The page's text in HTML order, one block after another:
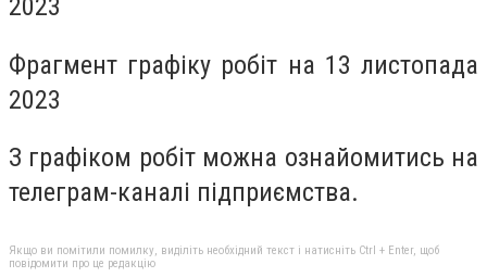
Фрагмент графіку робіт на 13 листопада
2023
З графіком робіт можна ознайомитись на
телеграм-каналі підприємства.
Якщо ви помітили помилку, виділіть необхідний текст і натисніть Ctrl + Enter, щоб
повідомити про це редакцію